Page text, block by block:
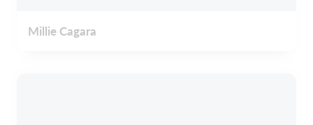
Millie Cagara